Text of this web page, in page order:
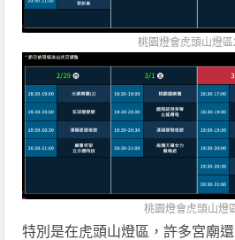
桃園燈會虎頭山燈
桃園燈會虎頭山燈
特別是在虎頭山燈區，許多宮廟